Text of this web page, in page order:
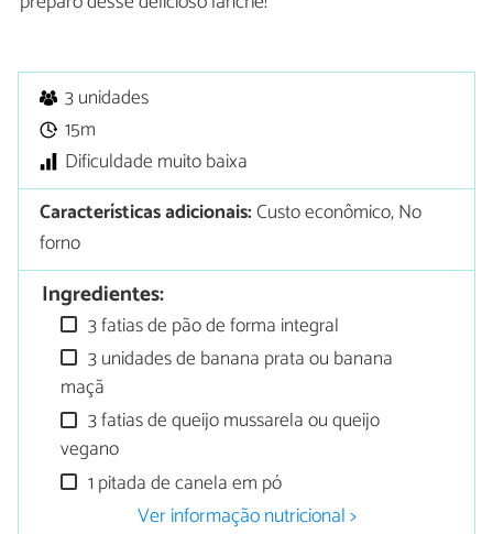
3 unidades
15m
Dificuldade muito baixa
Características adicionais:Custo econômico, No
forno
Ingredientes:
3 fatias de pão de forma integral
3 unidades de banana prata ou banana
maçã
3 fatias de queijo mussarela ou queijo
vegano
1 pitada de canela em pó
Ver informação nutricional >